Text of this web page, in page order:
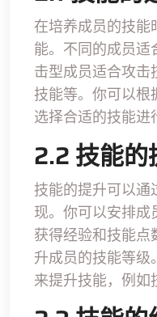
在培养成员的技能
能。不同的成员适
击型成员适合攻击
技能等。你可以根
选择合适的技能进
2.2 技能的
技能的提升可以通
现。你可以安排成
获得经验和技能点
升成员的技能等级
来提升技能，例如